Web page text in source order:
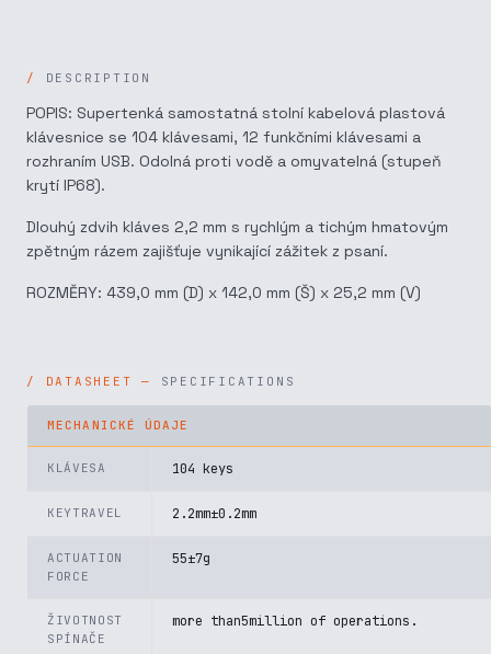
DESCRIPTION
POPIS: Supertenká samostatná stolní kabelová plastová
klávesnice se 104 klávesami, 12 funkčními klávesami a
rozhraním USB. Odolná proti vodě a omyvatelná (stupeň
krytí IP68).
Dlouhý zdvih kláves 2,2 mm s rychlým a tichým hmatovým
zpětným rázem zajišťuje vynikající zážitek z psaní.
ROZMĚRY: 439,0 mm (D) x 142,0 mm (Š) x 25,2 mm (V)
SPECIFICATIONS
MECHANICKÉ ÚDAJE
KLÁVESA 104 keys
KEYTRAVEL 2.2mm±0.2mm
ACTUATION
FORCE
55±7g
ŽIVOTNOST
SPÍNAČE
more than5million of operations.